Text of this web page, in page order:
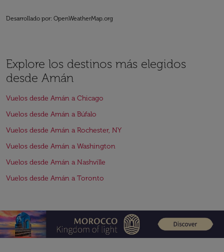
Desarrollado por: OpenWeatherMap.org
Explore los destinos más elegidos
desde Amán
Vuelos desde Amán a Chicago
Vuelos desde Amán a Búfalo
Vuelos desde Amán a Rochester, NY
Vuelos desde Amán a Washington
Vuelos desde Amán a Nashville
Vuelos desde Amán a Toronto